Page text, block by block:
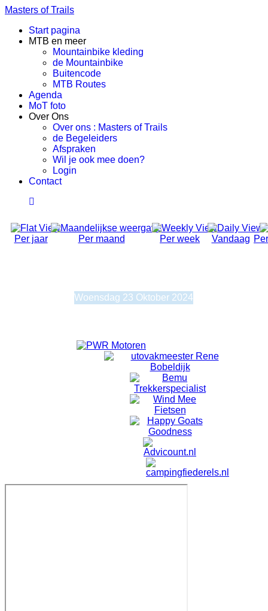
Masters of Trails
Start pagina
MTB en meer
Mountainbike kleding
de Mountainbike
Buitencode
MTB Routes
Agenda
MoT foto
Over Ons
Over ons : Masters of Trails
de Begeleiders
Afspraken
Wil je ook mee doen?
Login
Contact
Per jaar Per maand Per week Vandaag
Woensdag 23 Oktober 2024